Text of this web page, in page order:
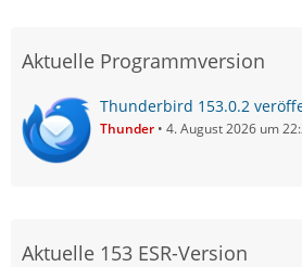
Aktuelle Programmversion
Thunderbird 153.0.2
Thunder 4. August 2026 um
Aktuelle 153 ESR-Version